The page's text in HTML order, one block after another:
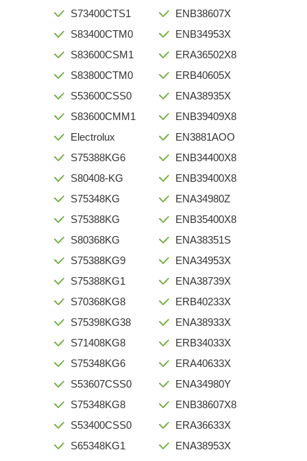
S73400CTS1
S83400CTM0
S83600CSM1
S83800CTM0
S53600CSS0
S83600CMM1
Electrolux
S75388KG6
S80408-KG
S75348KG
S75388KG
S80368KG
S75388KG9
S75388KG1
S70368KG8
S75398KG38
S71408KG8
S75348KG6
S53607CSS0
S75348KG8
S53400CSS0
S65348KG1
ENB38607X
ENB34953X
ERA36502X8
ERB40605X
ENA38935X
ENB39409X8
EN3881AOO
ENB34400X8
ENB39400X8
ENA34980Z
ENB35400X8
ENA38351S
ENA34953X
ENA38739X
ERB40233X
ENA38933X
ERB34033X
ERA40633X
ENA34980Y
ENB38607X8
ERA36633X
ENA38953X